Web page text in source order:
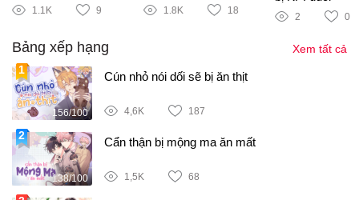
1.1K 9 1.8K 18
2 0
Bảng xếp hạng Xem tất cả
156/100
Cún nhỏ nói dối sẽ bị ăn thịt
4,6K 187
138/100
Cẩn thận bị mộng ma ăn mất
1,5K 68